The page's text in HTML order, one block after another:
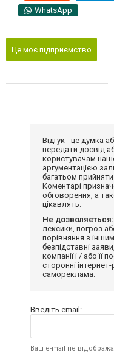
WhatsApp
Це моє підприємство
Відгук - це думка
передати досвід
користувачам
аргументацією
багатьом
Коментарі
обговорення, а
цікавлять.
Не дозволяється:
лексики, погроз
порівняння з
безпідставні
компанії і / або її
сторонні
самореклама.
Введіть email:
Ваш e-mail не